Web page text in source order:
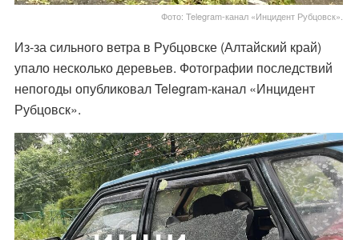
Фото: Telegram-канал «Инцидент Рубцовск».
Из-за сильного ветра в Рубцовске (Алтайский край)
упало несколько деревьев. Фотографии последствий
непогоды опубликовал Telegram-канал «Инцидент
Рубцовск».